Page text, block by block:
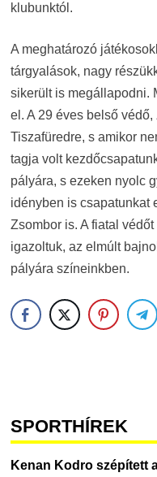
klubunktól.
A meghatározó
tárgyalások, nagy
sikerült is megállapodni.
el. A 29 éves belső védő,
Tiszafüredre, s amikor
tagja volt
pályára, s ezeken nyolc
idényben is csapatunkat
Zsombor is. A fiatal
igazoltuk, az elmúlt
pályára színeinkben.
SPORTHÍREK
Kenan Kodro szépített